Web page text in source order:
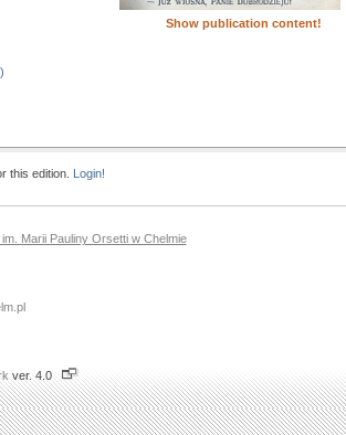
Show publication content!
this edition. Login!
Marii Pauliny Orsetti w Chelmie
ver. 4.0